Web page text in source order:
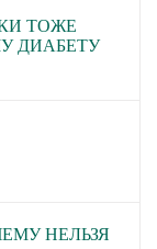
ТОЖЕ
ДИАБЕТУ
НЕЛЬЗЯ